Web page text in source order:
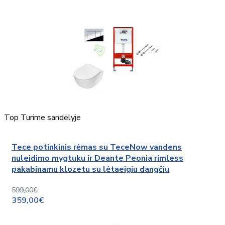
Top Turime sandėlyje
Tece potinkinis rėmas su TeceNow vandens
nuleidimo mygtuku ir Deante Peonia rimless
pakabinamu klozetu su lėtaeigiu dangčiu
599,00€
359,00€